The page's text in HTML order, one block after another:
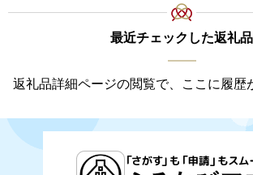
最近チェックした返礼品
返礼品詳細ページの閲覧で、ここに履歴